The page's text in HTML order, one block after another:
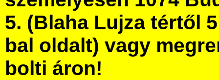
5. (Blaha Lujza tértől
bal oldalt) vagy
bolti áron!